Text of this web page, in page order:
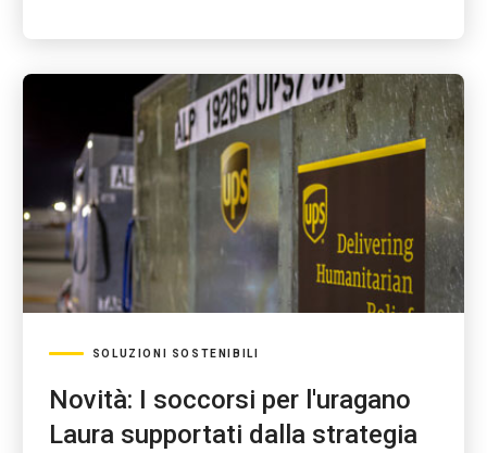
SOLUZIONI SOSTENIBILI
Novità: I soccorsi per l'uragano
Laura supportati dalla strategia